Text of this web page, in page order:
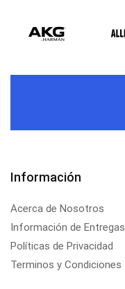
Información
Acerca de Nosotros
Información de Entregas
Políticas de Privacidad
Terminos y Condiciones